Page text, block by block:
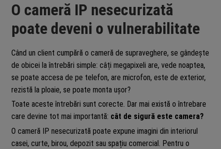
O cameră IP nesecurizată
poate deveni o vulnerabilitate
Când un client cumpără o cameră de supraveghere, se gândește
de obicei la întrebări simple: câți megapixeli are, vede noaptea,
se poate accesa de pe telefon, are microfon, este de exterior,
rezistă la ploaie, se poate monta ușor?
Toate aceste întrebări sunt corecte. Dar mai există o întrebare
care devine tot mai importantă: cât de sigură este camera?
O cameră IP nesecurizată poate expune imagini din interiorul
casei, curte, birou, depozit sau spațiu comercial. Pentru o